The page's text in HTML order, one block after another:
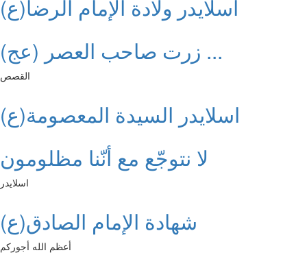
اسلايدر ولادة الإمام الرضا(ع)
زرت صاحب العصر (عج) ...
القصص
اسلايدر السيدة المعصومة(ع)
لا نتوجّع مع أنّنا مظلومون
اسلايدر
شهادة الإمام الصادق(ع)
أعظم الله أجوركم